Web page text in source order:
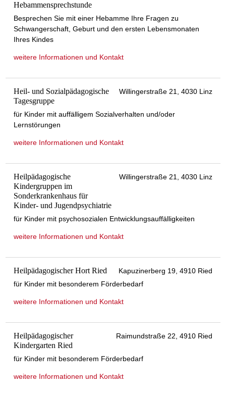
Hebammensprechstunde
Besprechen Sie mit einer Hebamme Ihre Fragen zu
Schwangerschaft, Geburt und den ersten Lebensmonaten
Ihres Kindes
weitere Informationen und Kontakt
Heil- und Sozialpädagogische
Tagesgruppe
Willingerstraße 21, 4030 Linz
für Kinder mit auffälligem Sozialverhalten und/oder
Lernstörungen
weitere Informationen und Kontakt
Heilpädagogische
Kindergruppen im
Sonderkrankenhaus für
Kinder- und Jugendpsychiatrie
Willingerstraße 21, 4030 Linz
für Kinder mit psychosozialen Entwicklungsauffälligkeiten
weitere Informationen und Kontakt
Heilpädagogischer Hort Ried
Kapuzinerberg 19, 4910 Ried
für Kinder mit besonderem Förderbedarf
weitere Informationen und Kontakt
Heilpädagogischer
Kindergarten Ried
Raimundstraße 22, 4910 Ried
für Kinder mit besonderem Förderbedarf
weitere Informationen und Kontakt